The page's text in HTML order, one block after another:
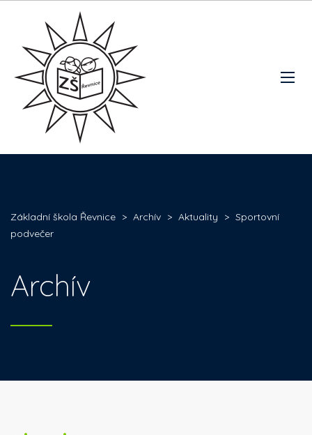
Základní škola Řevnice > Archív > Aktuality > Sportovní
podvečer
Archív